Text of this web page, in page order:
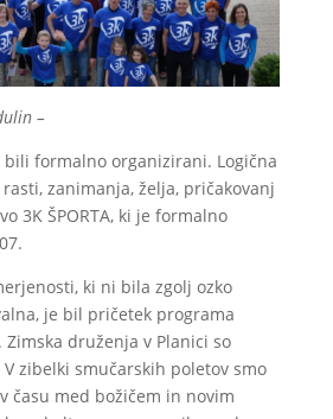
–
bili formalno organizirani. Logična
zanimanja, želja, pričakovanj
3K ŠPORTA, ki je formalno
ki ni bila zgolj ozko
je bil pričetek programa
Zimska druženja v Planici so
zibelki smučarskih poletov smo
času med božičem in novim